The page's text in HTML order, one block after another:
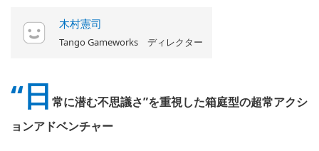
木村憲司
Tango Gameworks ディレクター
“日 常に潜む不思議さ”を重視した箱庭型の超常アクシ
ョンアドベンチャー